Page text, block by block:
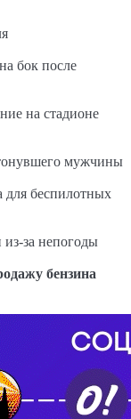
бок после
на стадионе
мужчины
для беспилотных
из-за непогоды
бензина